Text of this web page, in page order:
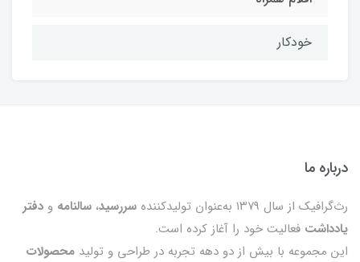
خودکار
درباره ما
رث‌گرافیک از سال ۱۳۷۹ به‌عنوان تولیدکننده سررسید، سالنامه و دفتر
یادداشت فعالیت خود را آغاز کرده است.
این مجموعه با بیش از دو دهه تجربه در طراحی و تولید محصولات